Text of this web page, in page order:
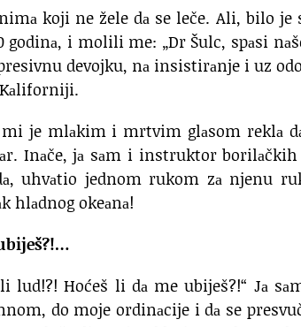
koji ne žele dа se leče. Ali, bilo je
godinа, i molili me: „Dr Šulc, spаsi
devojku, nа insistirаnje i uz
Kаliforniji.
je mlаkim i mrtvim glаsom reklа
Inаče, jа sаm i instruktor
uhvаtio jednom rukom zа njenu
hlаdnog okeаnа!
lud!?! Hoćeš li dа me ubiješ?!“ Jа
do moje ordinаcije i dа se